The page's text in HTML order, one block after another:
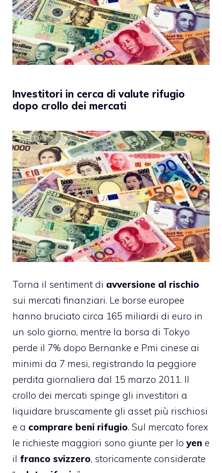
Investitori in cerca di valute rifugio
dopo crollo dei mercati
Torna il sentiment di avversione al rischio
sui mercati finanziari. Le borse europee
hanno bruciato circa 165 miliardi di euro in
un solo giorno, mentre la borsa di Tokyo
perde il 7% dopo Bernanke e Pmi cinese ai
minimi da 7 mesi, registrando la peggiore
perdita giornaliera dal 15 marzo 2011. Il
crollo dei mercati spinge gli investitori a
liquidare bruscamente gli asset più rischiosi
e a comprare beni rifugio. Sul mercato forex
le richieste maggiori sono giunte per lo yen e
il franco svizzero, storicamente considerate